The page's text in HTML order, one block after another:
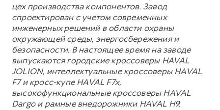
цех производства компонентов. Завод
спроектирован с учетом современных
инженерных решений в области охраны
окружающей среды, энергосбережения и
безопасности. В настоящее время на заводе
выпускаются городские кроссоверы HAVAL
JOLION, интеллектуальные кроссоверы HAVAL
F7 и кросс-купе HAVAL F7x,
высокофункциональные кроссоверы HAVAL
Dargo и рамные внедорожники HAVAL H9.